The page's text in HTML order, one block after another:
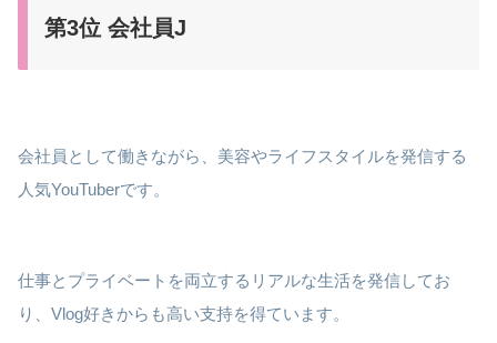
第3位 会社員J
会社員として働きながら、美容やライフスタイルを発信する
人気YouTuberです。
仕事とプライベートを両立するリアルな生活を発信してお
り、Vlog好きからも高い支持を得ています。